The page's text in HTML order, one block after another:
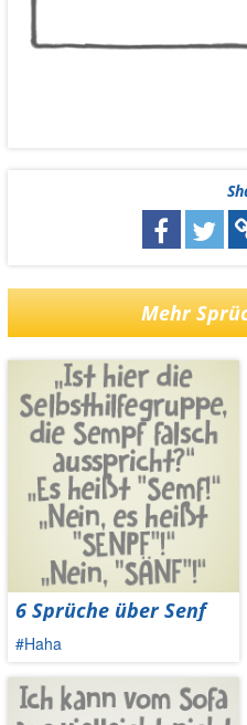
Mehr
6 Sprüche über Senf
#Haha